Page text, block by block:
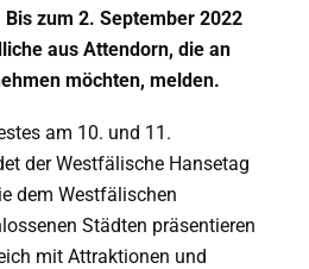
zum 2. September 2022
aus Attendorn, die an
möchten, melden.
am 10. und 11.
der Westfälische Hansetag
dem Westfälischen
Städten präsentieren
mit Attraktionen und